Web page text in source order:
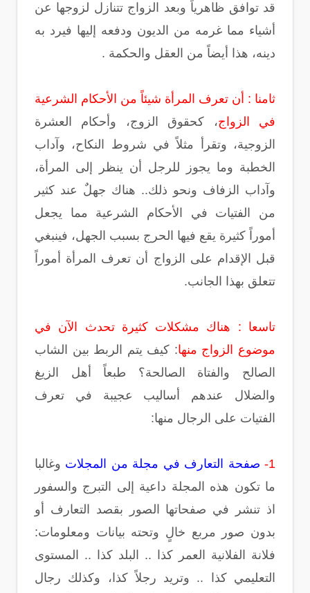
قد توافق ظاهرياً وبعد الزواج تتنازل لزوجها عن
أشياء مما غرمه من الديون ودفعه إليها فيرد به
دينه، هذا أيضاً من العقل والحكمة .
ثامنا : أن تعرف المرأة شيئاً من الأحكام الشرعية
في الزواج، كحقوق الزوج، وأحكام العشرة
الزوجية، وتقرأ مثلاً في شروط النكاح، وآداب
الخطبة وما يجوز للرجل أن ينظر إلى المرأة،
وآداب الزفاف ونحو ذلك.. هناك جهلٌ عند كثير
من الفتيات في الأحكام الشرعية مما يجعل
أموراً كثيرة يقع فيها الحرج بسبب الجهل، فينبغي
قبل الإقدام على الزواج أن تعرف المرأة أموراً
تتعلق بهذا الجانب.
تاسعا : هناك مشكلات كثيرة تحدث الآن في
موضوع الزواج منها: كيف يتم الربط بين الشاب
الصالح والفتاة الصالحة؟ طبعاً أهل الزيغ
والضلال عندهم أساليب عجيبة في تعرف
الفتيات على الرجال منها:
1- صفحة التعارف في مجلة من المجلات وغالبا
ما تكون هذه المجلة داعية إلى التبرج والسفور
اذ تنشر في صفحاتها الصور بقصد التعارف أو
بدون صور مربع خالٍ وتحته بيانات ومعلومات:
فلانة الفلانية العمر كذا .. البلد كذا .. المستوى
التعليمي كذا .. وتريد رجلاً كذا، وكذلك رجال